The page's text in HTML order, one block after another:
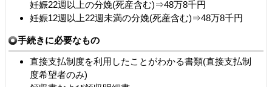
妊娠22週以上の分娩(死産含む)⇒48万8千円
妊娠12週以上22週未満の分娩(死産含む)⇒48万8千円
手続きに必要なもの
直接支払制度を利用したことがわかる書類(直接支払制
度希望者のみ)